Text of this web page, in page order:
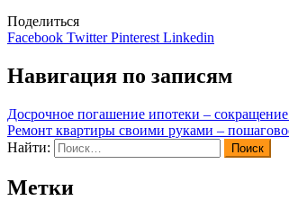
Поделиться
Facebook TwitterPinterest Linkedin
Навигация по записям
Досрочное погашение ипотеки –
Ремонт квартиры своими руками –
Найти:
Метки